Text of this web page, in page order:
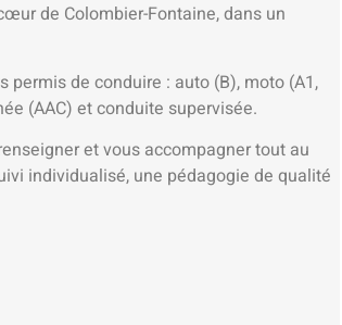
de Colombier-Fontaine, dans un
de conduire : auto (B), moto (A1,
(AAC) et conduite supervisée.
et vous accompagner tout au
individualisé, une pédagogie de qualité